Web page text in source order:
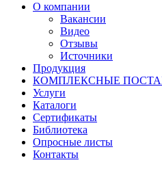
О компании
Вакансии
Видео
Отзывы
Источники
Продукция
КОМПЛЕКСНЫЕ
Услуги
Каталоги
Сертификаты
Библиотека
Опросные листы
Контакты